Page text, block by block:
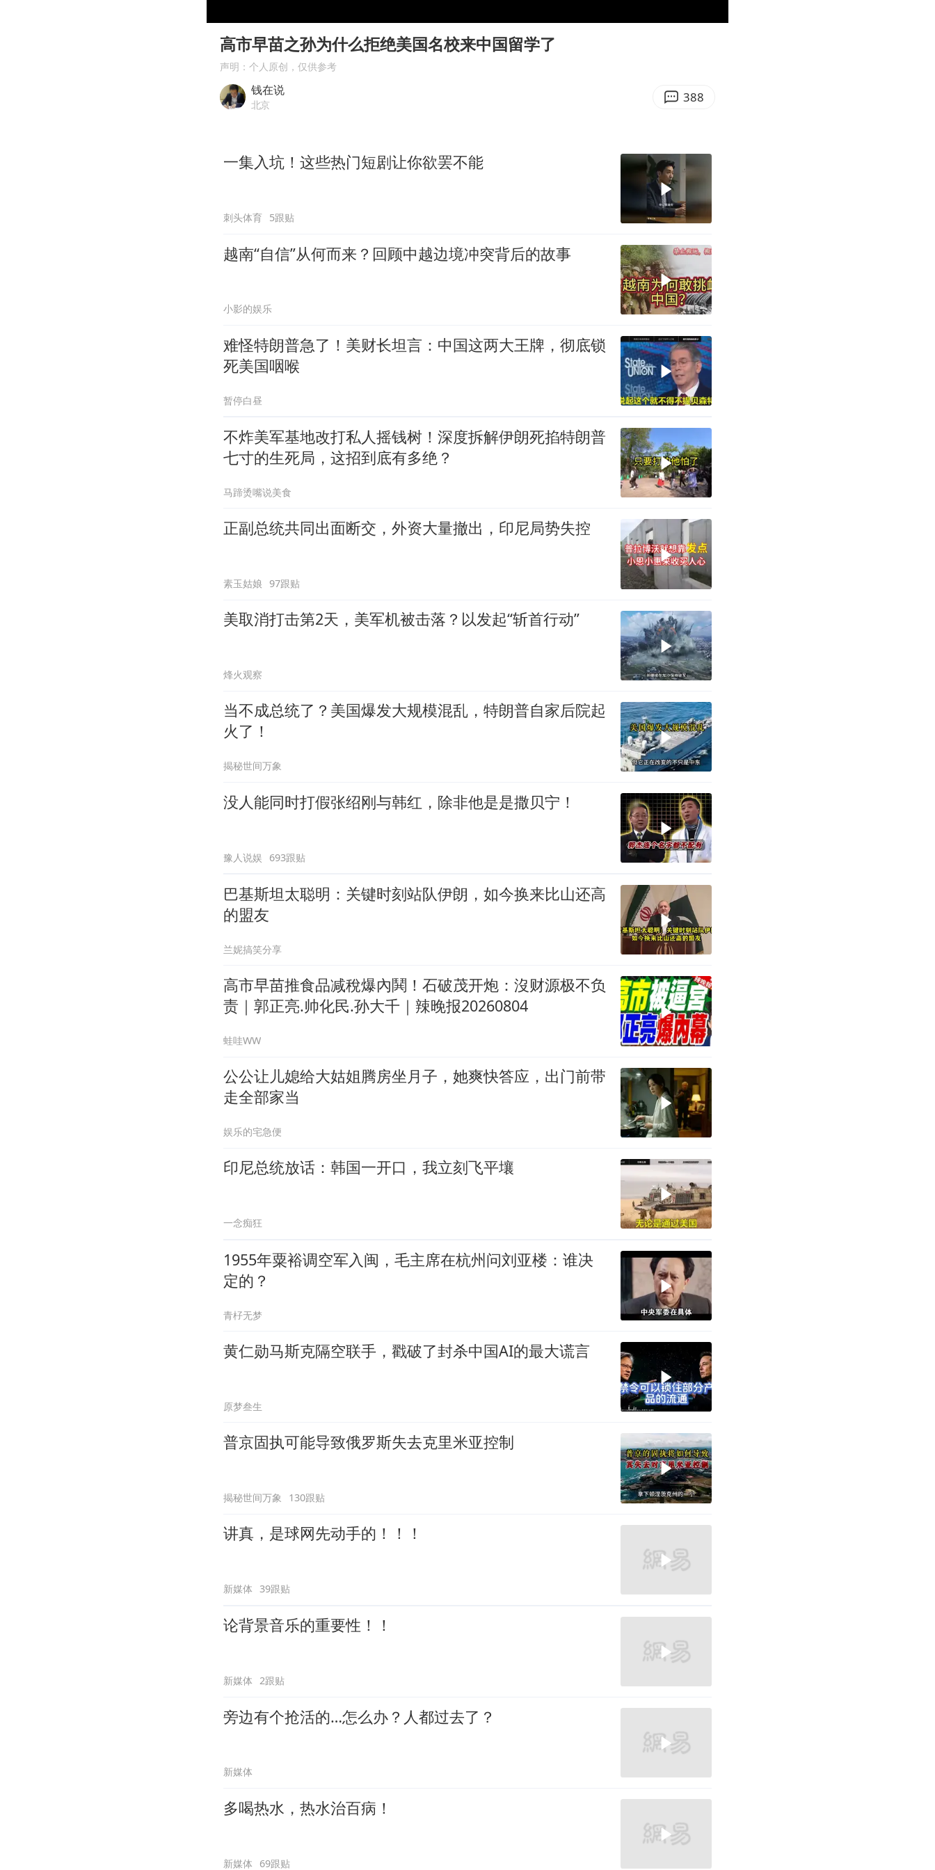
贵州轮胎子公司获美国退税8136万
吉林一“温度计大楼”读数爆表
奋进开新局 实干挑大梁
高市早苗之孙为什么拒绝美国名校来中国留学了
声明：个人原创，仅供参考
钱在说
北京 388
一集入坑！这些热门短剧让你欲罢不能
刺头体育 5跟贴
越南“自信”从何而来？回顾中越边境冲突背后的故事
小影的娱乐
难怪特朗普急了！美财长坦言：中国这两大王牌，彻底锁
死美国咽喉
暂停白昼
不炸美军基地改打私人摇钱树！深度拆解伊朗死掐特朗普
七寸的生死局，这招到底有多绝？
马蹄烫嘴说美食
正副总统共同出面断交，外资大量撤出，印尼局势失控
素玉姑娘 97跟贴
美取消打击第2天，美军机被击落？以发起“斩首行动”
烽火观察
当不成总统了？美国爆发大规模混乱，特朗普自家后院起
火了！
揭秘世间万象
没人能同时打假张绍刚与韩红，除非他是是撒贝宁！
豫人说娱 693跟贴
巴基斯坦太聪明：关键时刻站队伊朗，如今换来比山还高
的盟友
兰妮搞笑分享
高市早苗推食品减稅爆內鬨！石破茂开炮：沒财源极不负
责｜郭正亮.帅化民.孙大千｜辣晚报20260804
蛙哇WW
公公让儿媳给大姑姐腾房坐月子，她爽快答应，出门前带
走全部家当
娱乐的宅急便
印尼总统放话：韩国一开口，我立刻飞平壤
一念痴狂
1955年粟裕调空军入闽，毛主席在杭州问刘亚楼：谁决
定的？
青杍无梦
黄仁勋马斯克隔空联手，戳破了封杀中国AI的最大谎言
原梦叁生
普京固执可能导致俄罗斯失去克里米亚控制
揭秘世间万象 130跟贴
讲真，是球网先动手的！！！
新媒体 39跟贴
论背景音乐的重要性！！
新媒体 2跟贴
旁边有个抢活的…怎么办？人都过去了？
新媒体
多喝热水，热水治百病！
新媒体 69跟贴